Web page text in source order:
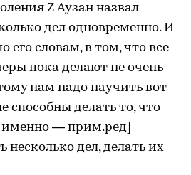
Z Аузан назвал
дел одновременно. И
его словам, в том, что все
пока делают не очень
нам надо научить вот
способны делать то, что
— прим.ред]
несколько дел, делать их